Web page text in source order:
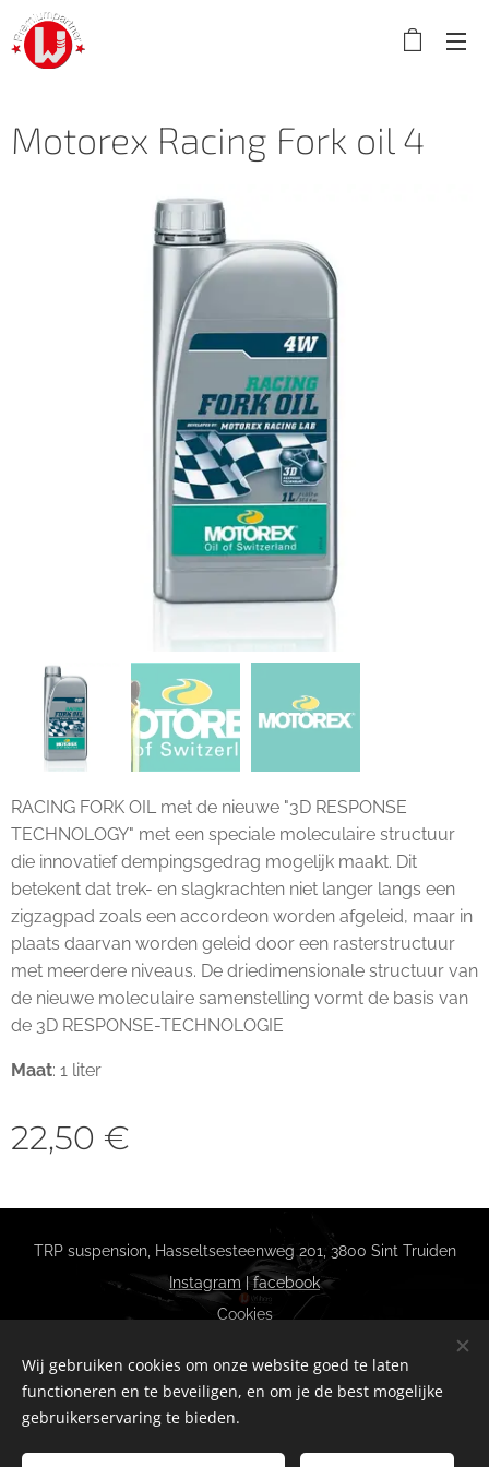
Motorex Racing Fork oil 4
RACING FORK OIL met de nieuwe "3D RESPONSE
TECHNOLOGY" met een speciale moleculaire structuur
die innovatief dempingsgedrag mogelijk maakt. Dit
betekent dat trek- en slagkrachten niet langer langs een
zigzagpad zoals een accordeon worden afgeleid, maar in
plaats daarvan worden geleid door een rasterstructuur
met meerdere niveaus. De driedimensionale structuur van
de nieuwe moleculaire samenstelling vormt de basis van
de 3D RESPONSE-TECHNOLOGIE
Maat: 1 liter
22,50 €
TRP suspension, Hasseltsesteenweg 201, 3800 Sint Truiden
Instagram |facebook
Cookies
Nederlands
Français
Wij gebruiken cookies om onze website goed te laten
functioneren en te beveiligen, en om je de best mogelijke
gebruikerservaring te bieden.